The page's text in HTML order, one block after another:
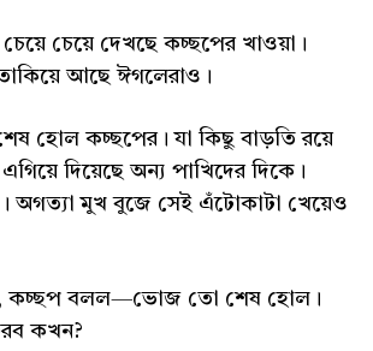
চেয়ে দেখছে কচ্ছপের খাওয়া।
আছে ঈগলেরাও।
হোল কচ্ছপের। যা কিছু বাড়তি রয়ে
দিয়েছে অন্য পাখিদের দিকে।
অগত্যা মুখ বুজে সেই এঁটোকাটা খেয়েও
কচ্ছপ বলল—ভোজ তো শেষ হোল।
কখন?